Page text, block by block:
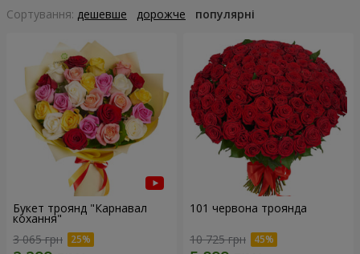
Сортування: дешевше дорожче популярні
Букет троянд "Карнавал
кохання"
3 065 грн
101 червона троянда
10 725 грн